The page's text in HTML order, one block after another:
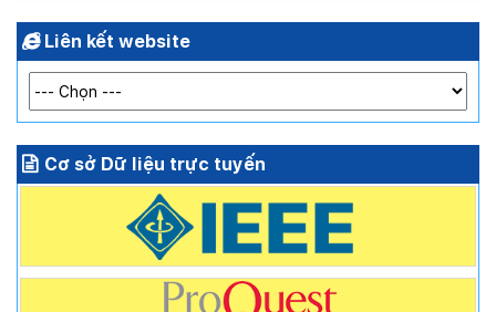
Liên kết website
Cơ sở Dữ liệu trực tuyến